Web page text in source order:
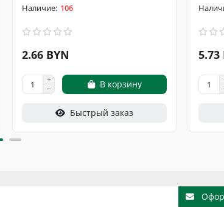
106
2.66 BYN
В корзину
Быстрый заказ
5.73